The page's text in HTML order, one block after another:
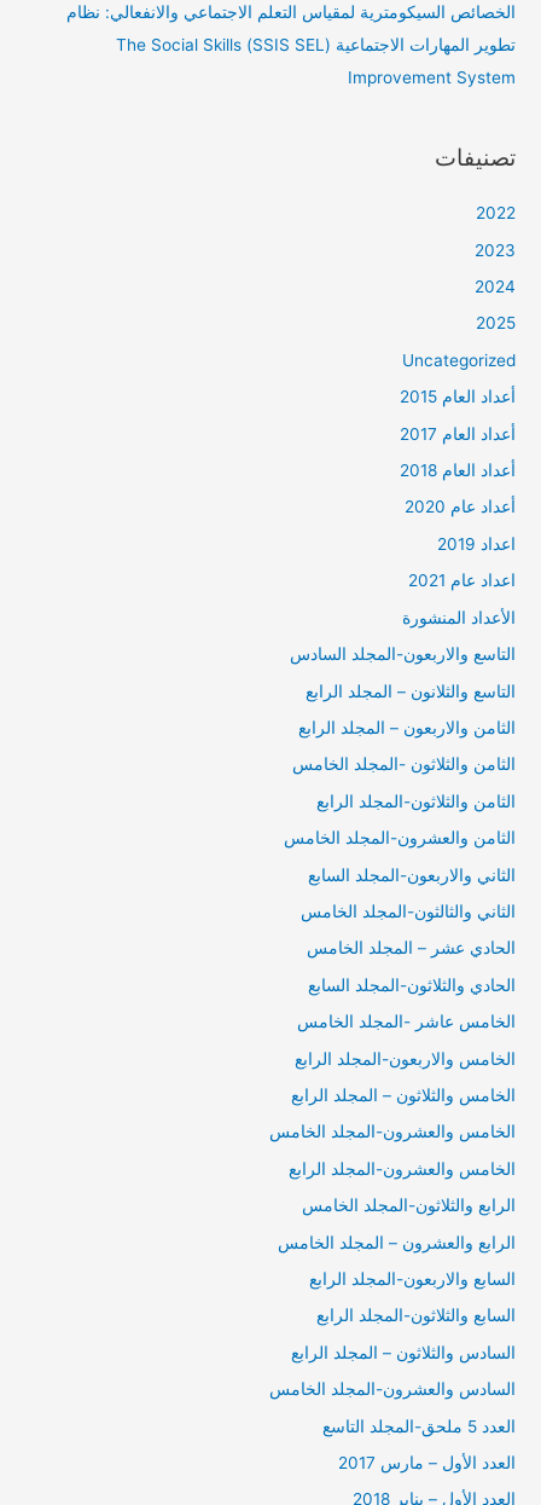
الخصائص السيكومترية لمقياس التعلم الاجتماعي والانفعالي: نظام
تطوير المهارات الاجتماعية (SSIS SEL) The Social Skills
Improvement System
تصنيفات
2022
2023
2024
2025
Uncategorized
أعداد العام 2015
أعداد العام 2017
أعداد العام 2018
أعداد عام 2020
اعداد 2019
اعداد عام 2021
الأعداد المنشورة
التاسع والاربعون-المجلد السادس
التاسع والثلانون – المجلد الرابع
الثامن والاربعون – المجلد الرابع
الثامن والثلاثون -المجلد الخامس
الثامن والثلاثون-المجلد الرابع
الثامن والعشرون-المجلد الخامس
الثاني والاربعون-المجلد السابع
الثاني والثالثون-المجلد الخامس
الحادي عشر – المجلد الخامس
الحادي والثلاثون-المجلد السابع
الخامس عاشر -المجلد الخامس
الخامس والاربعون-المجلد الرابع
الخامس والثلاثون – المجلد الرابع
الخامس والعشرون-المجلد الخامس
الخامس والعشرون-المجلد الرابع
الرابع والثلاثون-المجلد الخامس
الرابع والعشرون – المجلد الخامس
السابع والاربعون-المجلد الرابع
السابع والثلاثون-المجلد الرابع
السادس والثلاثون – المجلد الرابع
السادس والعشرون-المجلد الخامس
العدد 5 ملحق-المجلد التاسع
العدد الأول – مارس 2017
العدد الأول – يناير 2018